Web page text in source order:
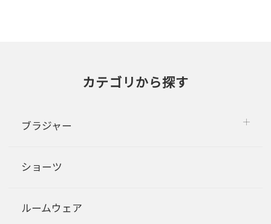
カテゴリから探す
ブラジャー
ショーツ
ルームウェア